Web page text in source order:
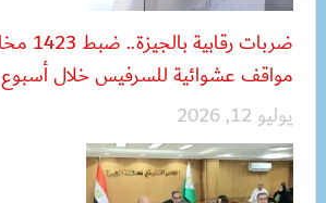
مواقف عشوائية للسرفيس خلال أسبوع
يوليو 12, 2026